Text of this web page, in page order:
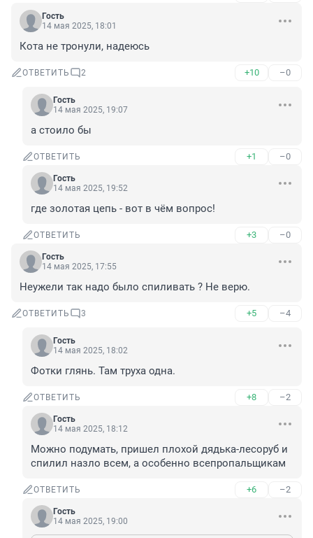
Гость
14 мая 2025, 18:01
Кота не тронули, надеюсь
ОТВЕТИТЬ 2 +10 –0
Гость
14 мая 2025, 19:07
а стоило бы
ОТВЕТИТЬ +1 –0
Гость
14 мая 2025, 19:52
где золотая цепь - вот в чём вопрос!
ОТВЕТИТЬ +3 –0
Гость
14 мая 2025, 17:55
Неужели так надо было спиливать ? Не верю.
ОТВЕТИТЬ 3 +5 –4
Гость
14 мая 2025, 18:02
Фотки глянь. Там труха одна.
ОТВЕТИТЬ +8 –2
Гость
14 мая 2025, 18:12
Можно подумать, пришел плохой дядька-лесоруб и
спилил назло всем, а особенно всепропальщикам
ОТВЕТИТЬ +6 –2
Гость
14 мая 2025, 19:00